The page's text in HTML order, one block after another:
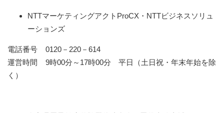
NTTマーケティングアクトProCX・NTTビジネスソリュ
ーションズ
電話番号 0120－220－614
運営時間 9時00分～17時00分 平日（土日祝・年末年始を除
く）